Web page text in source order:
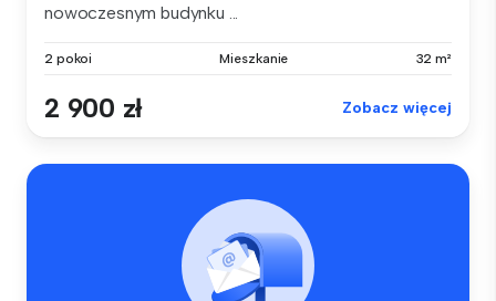
nowoczesnym budynku ...
2 pokoi Mieszkanie 32 m²
2 900 zł Zobacz więcej